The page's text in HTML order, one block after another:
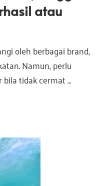
atau
oleh berbagai brand,
Namun, perlu
tidak cermat …